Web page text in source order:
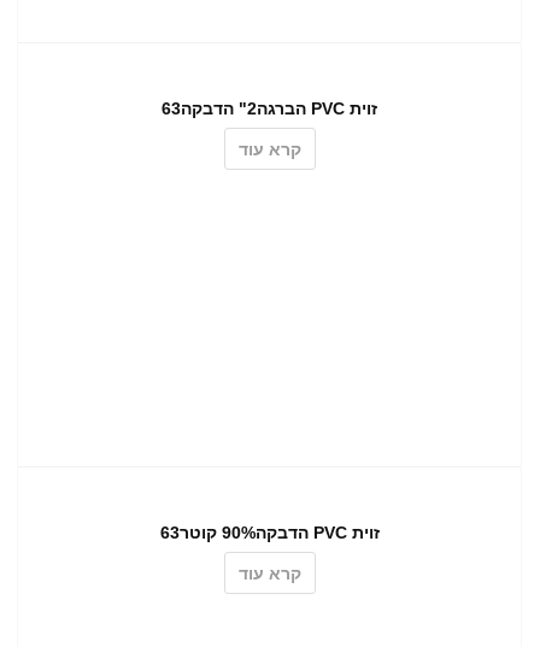
זוית PVC הברגה2" הדבקה63
קרא עוד
זוית PVC הדבקה90% קוטר63
קרא עוד